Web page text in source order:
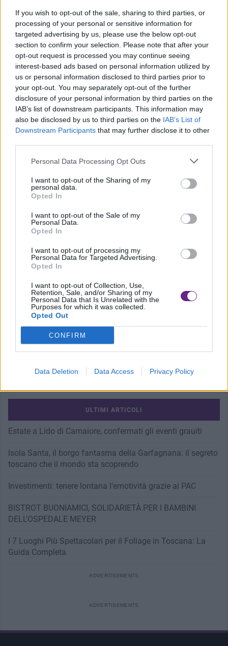
If you wish to opt-out of the sale, sharing to third parties, or
processing of your personal or sensitive information for
targeted advertising by us, please use the below opt-out
section to confirm your selection. Please note that after your
opt-out request is processed you may continue seeing
interest-based ads based on personal information utilized by
us or personal information disclosed to third parties prior to
your opt-out. You may separately opt-out of the further
disclosure of your personal information by third parties on the
IAB’s list of downstream participants. This information may
also be disclosed by us to third parties on the IAB’s List of
Downstream Participants that may further disclose it to other
Personal Data Processing Opt Outs
I want to opt-out of the Sharing of my
personal data.
Opted In
I want to opt-out of the Sale of my
Personal Data.
Opted In
I want to opt-out of processing my
Personal Data for Targeted Advertising.
Opted In
I want to opt-out of Collection, Use,
Retention, Sale, and/or Sharing of my
Personal Data that Is Unrelated with the
Purposes for which it was collected.
Opted Out
CONFIRM
Data Deletion Data Access Privacy Policy
TAG:
FIorentina Supercoppa
ultimo aggiornamento: 02-10-2019
Precedente
Due atlete versiliesi medaglia d’oro di
orienteering
Successivo
Borsa del Turismo Sportivo, al via
all’Isola d’Elba la 26esima edizione
ULTIMI ARTICOLI
Estate a Lido di Camaiore, confermati gli eventi grauiti
Isola Santa, il borgo fantasma della Garfagnana: il segreto
toscano che il mondo sta scoprendo
Investimenti: tenere lontana l’emotività grazie ai PAC
BISTROT BUONIAMICI, SOLIDARIETÀ PER I BAMBINI
DELL’OSPEDALE MEYER
I 7 Luoghi Più Spettacolari per il Foliage in Toscana: La
Guida Completa